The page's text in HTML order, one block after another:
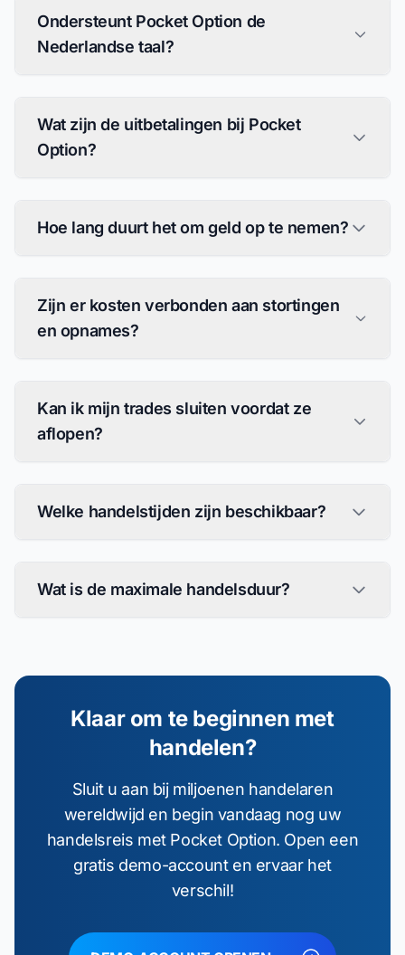
Ondersteunt Pocket Option de
Nederlandse taal?
Wat zijn de uitbetalingen bij Pocket
Option?
Hoe lang duurt het om geld op te nemen?
Zijn er kosten verbonden aan stortingen
en opnames?
Kan ik mijn trades sluiten voordat ze
aflopen?
Welke handelstijden zijn beschikbaar?
Wat is de maximale handelsduur?
Klaar om te beginnen met
handelen?
Sluit u aan bij miljoenen handelaren
wereldwijd en begin vandaag nog uw
handelsreis met Pocket Option. Open een
gratis demo-account en ervaar het
verschil!